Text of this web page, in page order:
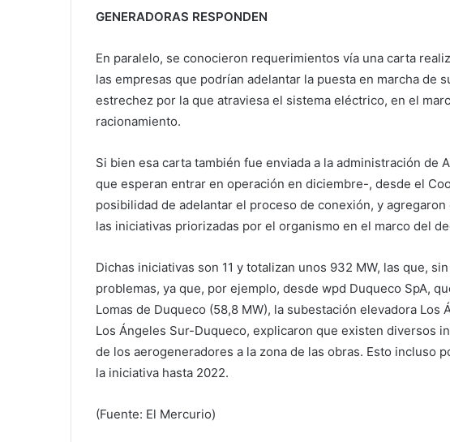
GENERADORAS RESPONDEN
En paralelo, se conocieron requerimientos vía una carta
las empresas que podrían adelantar la puesta en marcha de
estrechez por la que atraviesa el sistema eléctrico, en el
racionamiento.
Si bien esa carta también fue enviada a la administración de
que esperan entrar en operación en diciembre-, desde el
posibilidad de adelantar el proceso de conexión, y
las iniciativas priorizadas por el organismo en el marco del
Dichas iniciativas son 11 y totalizan unos 932 MW, las que,
problemas, ya que, por ejemplo, desde wpd Duqueco SpA,
Lomas de Duqueco (58,8 MW), la subestación elevadora Los
Los Ángeles Sur-Duqueco, explicaron que existen diversos
de los aerogeneradores a la zona de las obras. Esto incluso
la iniciativa hasta 2022.
(Fuente: El Mercurio)